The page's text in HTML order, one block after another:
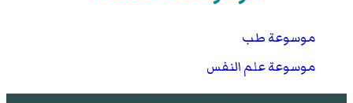
موسوعة طب
موسوعة علم النفس